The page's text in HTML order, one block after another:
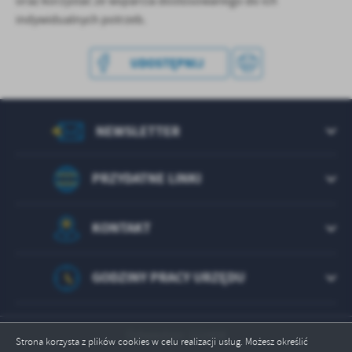
Strona korzysta z plików cookies w celu realizacji usług. Możesz określić
indywidualnych potrzeb.
UDOSTĘPNIJ
PRZYDATNE LINKI
KONTAKT
NEWSLETTER
GODZINY PRACY URZĘDU
Odwiedzin: 222408